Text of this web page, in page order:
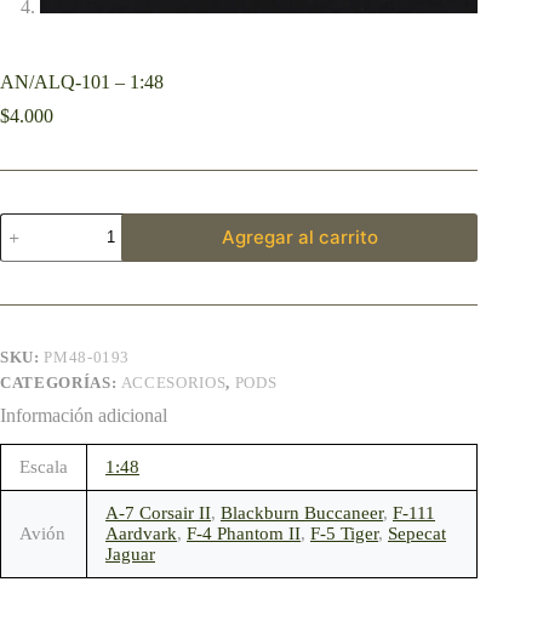
AN/ALQ-101 – 1:48
$4.000
Agregar al carrito
SKU: PM48-0193
CATEGORÍAS: ACCESORIOS, PODS
Información adicional
Escala 1:48
Avión
A-7 Corsair II, Blackburn Buccaneer, F-111
Aardvark, F-4 Phantom II, F-5 Tiger, Sepecat
Jaguar